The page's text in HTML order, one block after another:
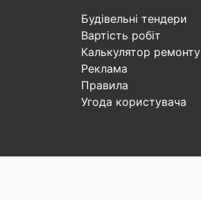
Будівельні тендери
Вартість робіт
Калькулятор ремонту
Реклама
Правила
Угода користувача